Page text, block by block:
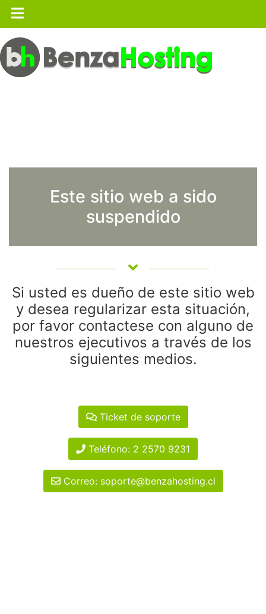
Este sitio web a sido
suspendido
Si usted es dueño de este sitio web
y desea regularizar esta situación,
por favor contactese con alguno de
nuestros ejecutivos a través de los
siguientes medios.
Ticket de soporte
Teléfono: 2 2570 9231
Correo: soporte@benzahosting.cl